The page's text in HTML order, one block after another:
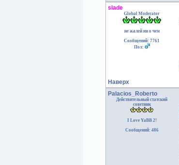
slade
Global Moderator
не жалей ни о чем
Сообщений: 7761
Пол:
Наверх
Palacios_Roberto
Действительный статский
советник
I Love YaBB 2!
Сообщений: 486